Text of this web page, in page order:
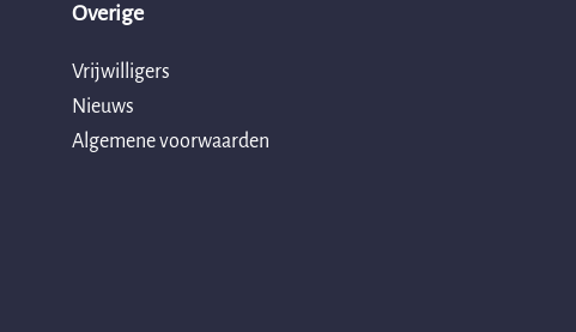
Overige
Vrijwilligers
Nieuws
Algemene voorwaarden